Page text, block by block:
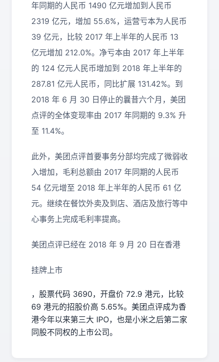
年同期的人民币 1490 亿元增加到人民币
2319 亿元，增加 55.6%，运营亏本为人民币
39 亿元，比较 2017 年上半年的人民币 13
亿元增加 212.0%。净亏本由 2017 年上半年
的 124 亿元人民币增加到 2018 年上半年的
287.81 亿元人民币，同比扩展 131.42%。到
2018 年 6 月 30 日停止的曩昔六个月，美团
点评的全体变现率由 2017 年同期的 9.3% 升
至 11.4%。
此外，美团点评首要事务分部均完成了微弱收
入增加，毛利总额由 2017 年同期的人民币
54 亿元增至 2018 年上半年的人民币 61 亿
元。继续在餐饮外卖及到店、酒店及旅行等中
心事务上完成毛利率提高。
美团点评已经在 2018 年 9 月 20 日在香港
挂牌上市
，股票代码 3690，开盘价 72.9 港元，比较
69 港元的招股价高 5.65%。美团点评成为香
港今年以来第三大 IPO，也是小米之后第二家
同股不同权的上市公司。